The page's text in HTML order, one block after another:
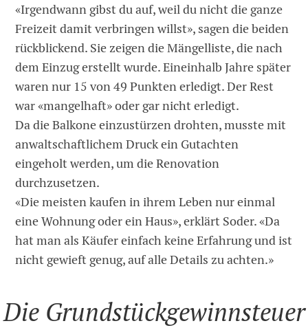
«Irgendwann gibst du auf, weil du nicht die ganze
Freizeit damit verbringen willst», sagen die beiden
rückblickend. Sie zeigen die Mängelliste, die nach
dem Einzug erstellt wurde. Eineinhalb Jahre später
waren nur 15 von 49 Punkten erledigt. Der Rest
war «mangelhaft» oder gar nicht erledigt.
Da die Balkone einzustürzen drohten, musste mit
anwaltschaftlichem Druck ein Gutachten
eingeholt werden, um die Renovation
durchzusetzen.
«Die meisten kaufen in ihrem Leben nur einmal
eine Wohnung oder ein Haus», erklärt Soder. «Da
hat man als Käufer einfach keine Erfahrung und ist
nicht gewieft genug, auf alle Details zu achten.»
Die Grundstückgewinnsteuer